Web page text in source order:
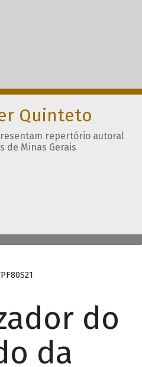
Quinteto
repertório autoral
de Minas Gerais
do
da